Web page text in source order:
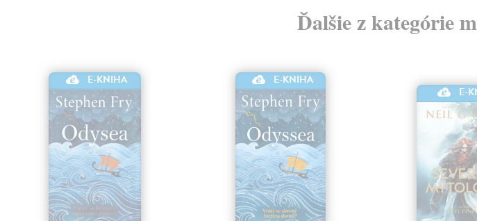
Ďalšie z kategórie
E-KNIHA E-KNIHA
E-